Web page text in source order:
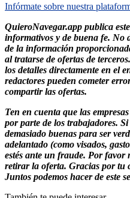
Infórmate sobre nuestra
QuieroNavegar.app publica
informativos y de buena fe. No
de la información
al tratarse de ofertas de
los detalles directamente en el
redactores pueden cometer
compartir las ofertas.
Ten en cuenta que las
por parte de los trabajadores.
demasiado buenas para ser
adelantado (como visados,
estés ante un fraude. Por favor
retirar la oferta. Gracias por tu
Juntos podemos hacer de este